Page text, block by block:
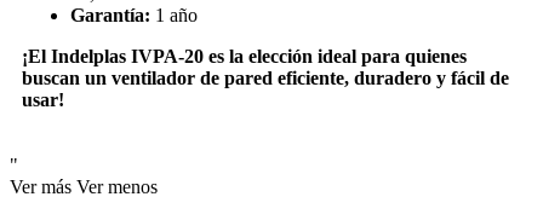
Garantía: 1 año
¡El Indelplas IVPA-20 es la elección ideal para quienes
buscan un ventilador de pared eficiente, duradero y fácil de
usar!
"
Ver más Ver menos